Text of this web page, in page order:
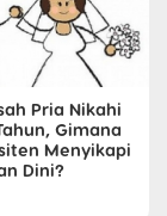
Pria Nikahi
Gimana
Menyikapi
Dini?